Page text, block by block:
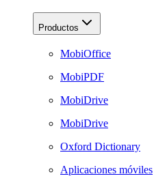
Productos
MobiOffice
MobiPDF
MobiDrive
MobiDrive
Oxford Dictionary
Aplicaciones móviles